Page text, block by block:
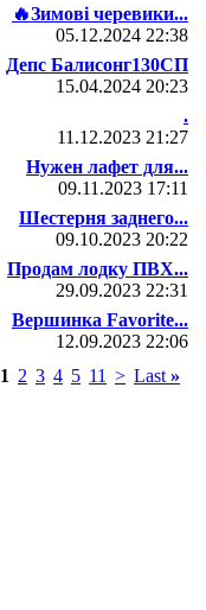
🔥Зимові черевики...
05.12.2024 22:38
Депс Балисонг130СП
15.04.2024 20:23
.
11.12.2023 21:27
Нужен лафет для...
09.11.2023 17:11
Шестерня заднего...
09.10.2023 20:22
Продам лодку ПВХ...
29.09.2023 22:31
Вершинка Favorite...
12.09.2023 22:06
1 2 3 4 5 11 > Last »